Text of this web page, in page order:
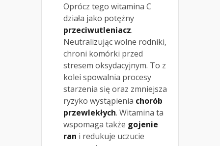
Oprócz tego witamina C
działa jako potężny
przeciwutleniacz.
Neutralizując wolne rodniki,
chroni komórki przed
stresem oksydacyjnym. To z
kolei spowalnia procesy
starzenia się oraz zmniejsza
ryzyko wystąpienia chorób
przewlekłych. Witamina ta
wspomaga także gojenie
ran i redukuje uczucie